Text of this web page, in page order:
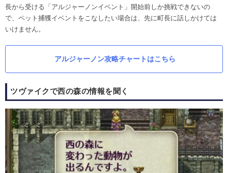
長から受ける「アルジャーノンイベント」開始前しか挑戦できないの
で、ペット捕獲イベントをこなしたい場合は、先に町長に話しかけては
いけません。
アルジャーノン攻略チャートはこちら
ツヴァイクで西の森の情報を聞く